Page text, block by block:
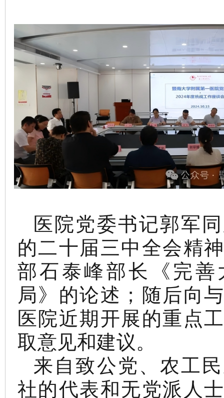
医院党委书记郭军
的二十届三中全会精
部石泰峰部长《完善
局》的论述；随后向
医院近期开展的重点
取意见和建议。
来自致公党、农工
社的代表和无党派人